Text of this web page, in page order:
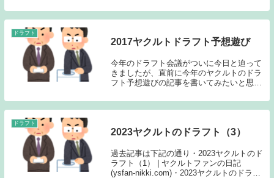
のだが、それでも3年連続で実施すること
が出来たため、今年もこのブログに結果を
ドラフト
2017ヤクルトドラフト予想遊び
今年のドラフト会議がついに今日と迫って
きましたが、直前に今年のヤクルトのドラ
フト予想遊びの記事を書いてみたいと思い
す。昨年の記事はこちらから→「2016ヤク
ルトドラフト予想遊び」1位 清宮 幸太
ドラフト
2023ヤクルトのドラフト（3）
過去記事は下記の通り・2023ヤクルトのド
ラフト（1） | ヤクルトファンの日記
(ysfan-nikki.com)・2023ヤクルトのドラフ